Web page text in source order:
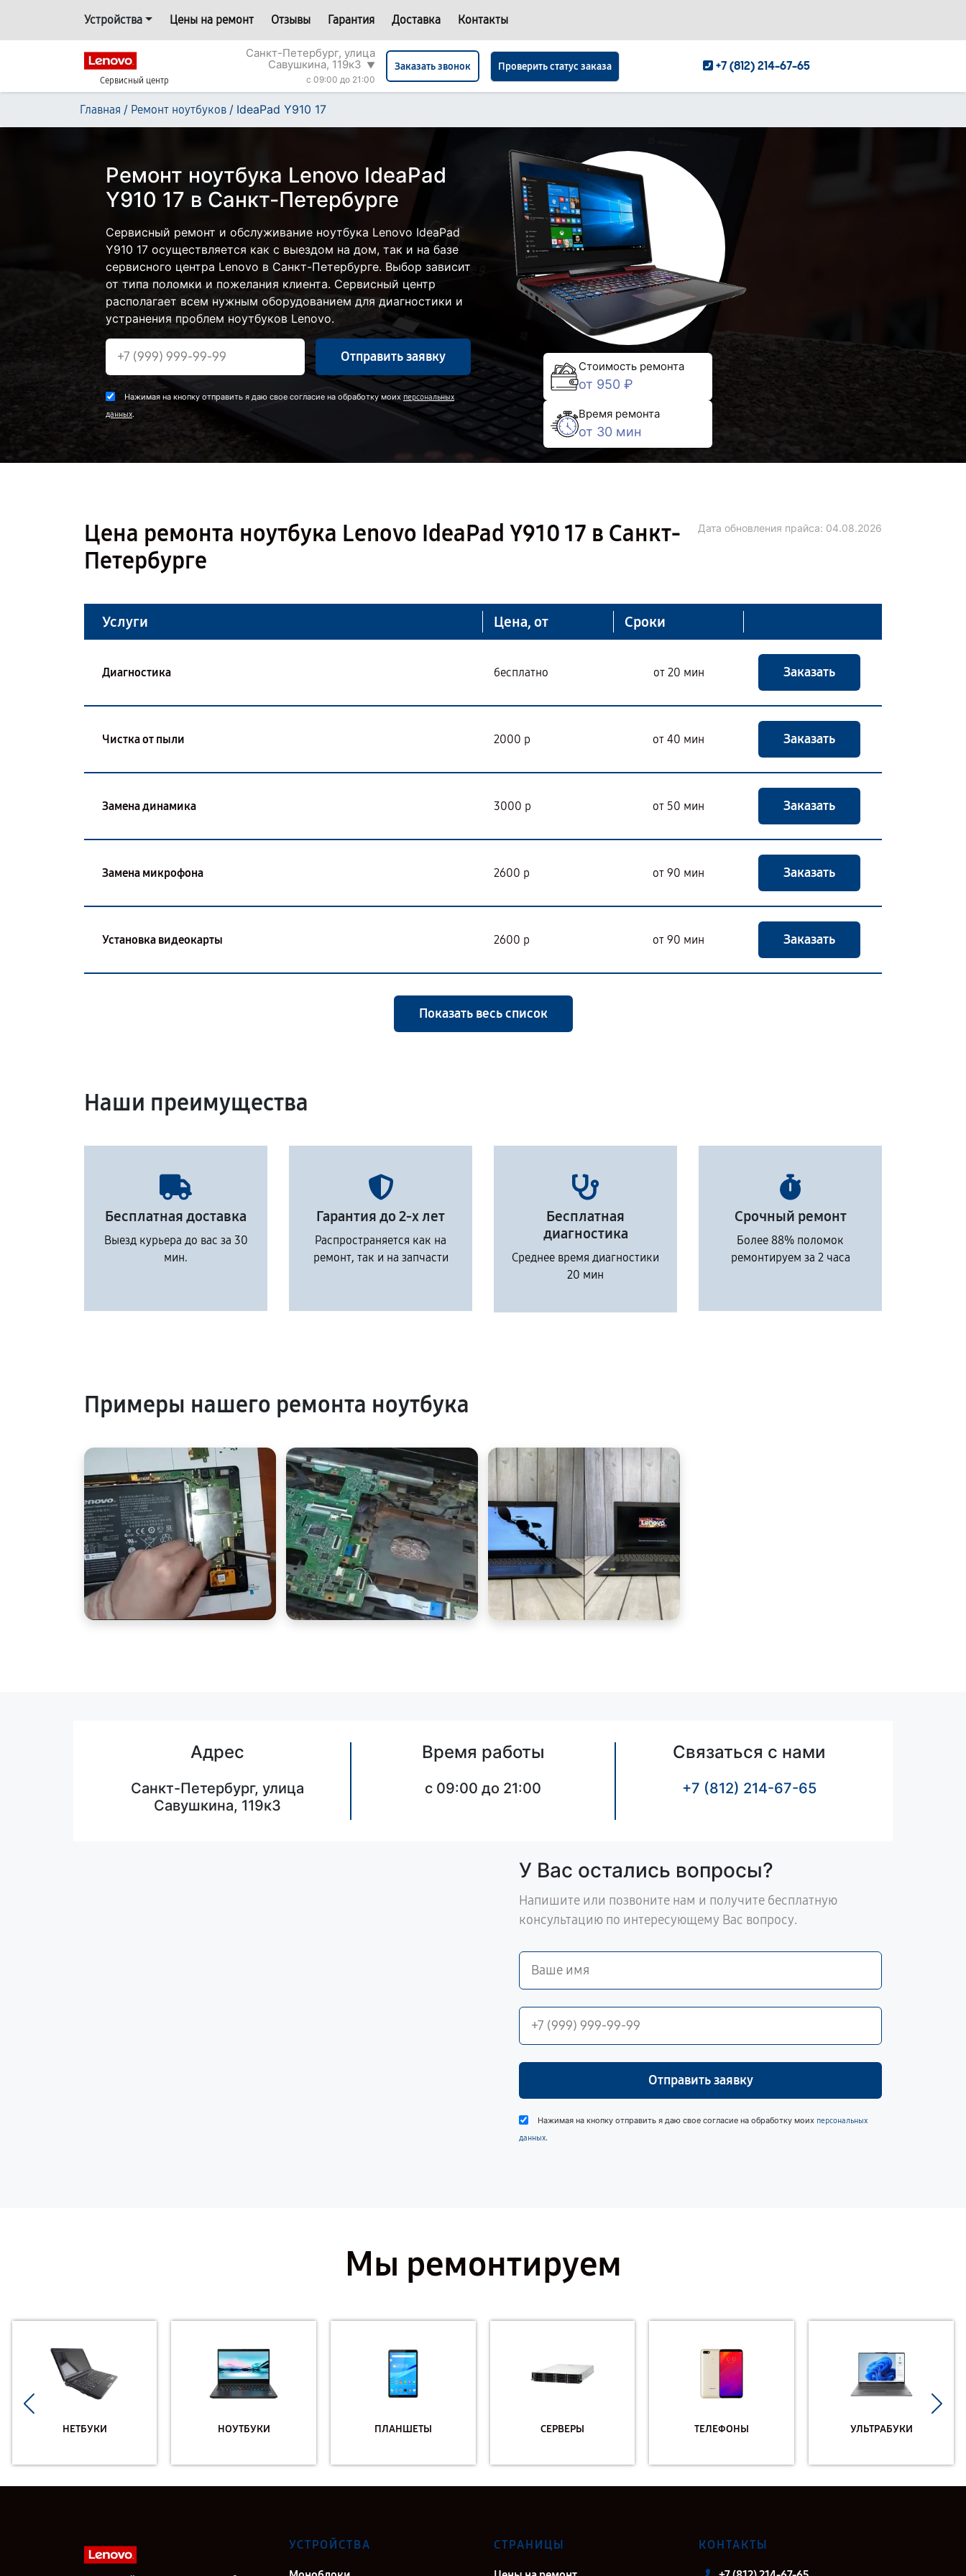
Устройства Цены на ремонт Отзывы Гарантия Доставка Контакты
Сервисный центр
Санкт-Петербург, улица
Савушкина, 119к3 ▼
c 09:00 до 21:00
Заказать звонок Проверить статус заказа +7 (812) 214-67-65
Главная / Ремонт ноутбуков / IdeaPad Y910 17
Ремонт ноутбука Lenovo IdeaPad
Y910 17 в Санкт-Петербурге
Сервисный ремонт и обслуживание ноутбука Lenovo IdeaPad
Y910 17 осуществляется как с выездом на дом, так и на базе
сервисного центра Lenovo в Санкт-Петербурге. Выбор зависит
от типа поломки и пожелания клиента. Сервисный центр
располагает всем нужным оборудованием для диагностики и
устранения проблем ноутбуков Lenovo.
Отправить заявку
Нажимая на кнопку отправить я даю свое согласие на обработку моих персональных
данных.
Стоимость ремонта
от 950 ₽
Время ремонта
от 30 мин
Цена ремонта ноутбука Lenovo IdeaPad Y910 17 в Санкт-
Петербурге
Дата обновления прайса: 04.08.2026
Услуги Цена, от Сроки
Диагностика бесплатно от 20 мин Заказать
Чистка от пыли 2000 р от 40 мин Заказать
Замена динамика 3000 р от 50 мин Заказать
Замена микрофона 2600 р от 90 мин Заказать
Установка видеокарты 2600 р от 90 мин Заказать
Показать весь список
Наши преимущества
Бесплатная доставка
Выезд курьера до вас за 30
мин.
Гарантия до 2-х лет
Распространяется как на
ремонт, так и на запчасти
Бесплатная
диагностика
Среднее время диагностики
20 мин
Срочный ремонт
Более 88% поломок
ремонтируем за 2 часа
Примеры нашего ремонта ноутбука
Адрес
Санкт-Петербург, улица
Савушкина, 119к3
Время работы
c 09:00 до 21:00
Связаться с нами
+7 (812) 214-67-65
У Вас остались вопросы?
Напишите или позвоните нам и получите бесплатную
консультацию по интересующему Вас вопросу.
Отправить заявку
Нажимая на кнопку отправить я даю свое согласие на обработку моих персональных
данных.
Мы ремонтируем
НЕТБУКИ НОУТБУКИ ПЛАНШЕТЫ СЕРВЕРЫ ТЕЛЕФОНЫ УЛЬТРАБУКИ
УСТРОЙСТВА СТРАНИЦЫ КОНТАКТЫ